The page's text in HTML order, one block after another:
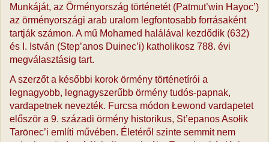
Munkáját, az Örményország történetét (Patmut’win Hayoc’)
az örményországi arab uralom legfontosabb forrásaként
tartják számon. A mű Mohamed halálával kezdődik (632)
és I. István (Step’anos Duinec’i) katholikosz 788. évi
megválasztásig tart.
A szerzőt a későbbi korok örmény történetírói a
legnagyobb, legnagyszerűbb örmény tudós-papnak,
vardapetnek nevezték. Furcsa módon Łewond vardapetet
először a 9. századi örmény historikus, St’epanos Asołik
Tarōnec’i említi művében. Életéről szinte semmit nem